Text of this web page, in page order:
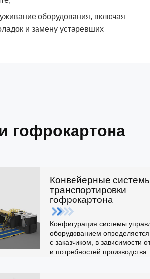
оборудования, включая
и замену устаревших
гофрокартона
Конвейерные
транспортировки
гофрокартона
Конфигурация системы
оборудованием
с заказчиком, в зависимости
и потребностей производства.